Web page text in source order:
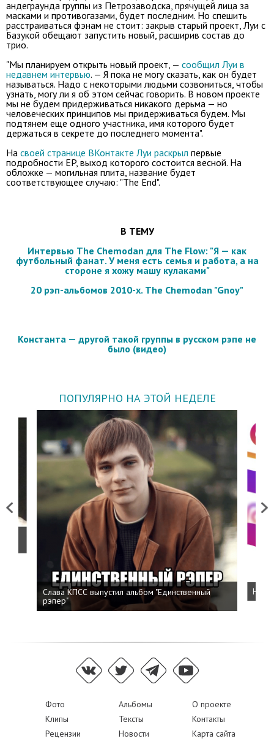
андеграунда группы из Петрозаводска, прячущей лица за
масками и противогазами, будет последним. Но спешить
расстраиваться фэнам не стоит: закрыв старый проект, Луи с
Базукой обещают запустить новый, расширив состав до
трио.
"Мы планируем открыть новый проект, — сообщил Луи в
недавнем интервью. — Я пока не могу сказать, как он будет
называться. Надо с некоторыми людьми созвониться, чтобы
узнать, могу ли я об этом сейчас говорить. В новом проекте
мы не будем придерживаться никакого дерьма — но
человеческих принципов мы придерживаться будем. Мы
подтянем еще одного участника, имя которого будет
держаться в секрете до последнего момента".
На своей странице ВКонтакте Луи раскрыл первые
подробности EP, выход которого состоится весной. На
обложке — могильная плита, название будет
соответствующее случаю: "The End".
В ТЕМУ
Интервью The Chemodan для The Flow: "Я — как
футбольный фанат. У меня есть семья и работа, а на
стороне я хожу машу кулаками"
20 рэп-альбомов 2010-х. The Chemodan "Gnoy"
Константа — другой такой группы в русском рэпе не
было (видео)
ПОПУЛЯРНО НА ЭТОЙ НЕДЕЛЕ
Previous
Слава КПСС выпустил альбом "Единственный
рэпер"
Next
Фото Альбомы
О проекте
Клипы
Тексты
Контакты
Рецензии
Новости Карта сайта